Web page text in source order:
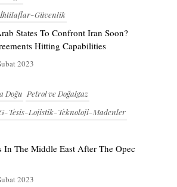
Güvenlik
States To Confront Iran Soon?
Hitting Capabilities
2023
Doğu Petrol ve Doğalgaz
Tesis-Lojistik-Teknoloji-Madenler
In The Middle East After The Opec
2023